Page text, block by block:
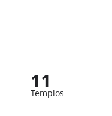
11
Templos